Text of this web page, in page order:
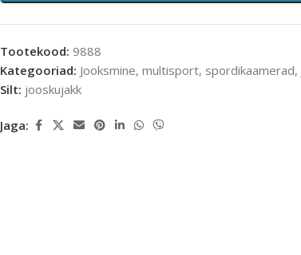
Tootekood:9888
Kategooriad: Jooksmine, multisport, spordikaamerad,
Silt: jooskujakk
Jaga: